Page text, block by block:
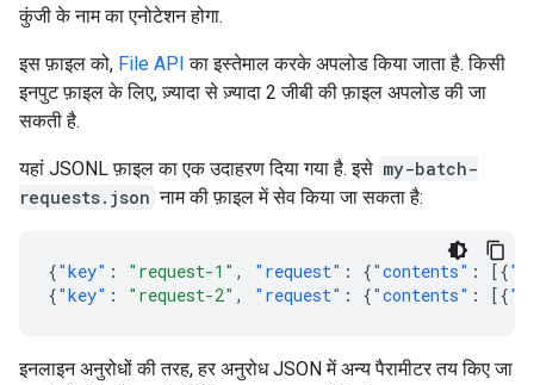
कुंजी के नाम का एनोटेशन होगा.
इस फ़ाइल को, File API का इस्तेमाल करके अपलोड किया जाता है. किसी
इनपुट फ़ाइल के लिए, ज़्यादा से ज़्यादा 2 जीबी की फ़ाइल अपलोड की जा
सकती है.
यहां JSONL फ़ाइल का एक उदाहरण दिया गया है. इसे my-batch-
requests.json नाम की फ़ाइल में सेव किया जा सकता है:
{"key" : "request-1" , "request" : {"contents" : [{
{"key" : "request-2" , "request" : {"contents" : [{
इनलाइन अनुरोधों की तरह, हर अनुरोध JSON में अन्य पैरामीटर तय किए जा